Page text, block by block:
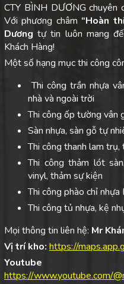
CTY BÌNH DƯƠNG chuyên
Với phương châm “Hoàn
Dươngtự tin luôn mang
Khách Hàng!
Một số hạng mục thi công
Thi công trần nhựa
nhà và ngoài trời
Thi công ốp tường vân
Sàn nhựa, sàn gỗ tự
Thi công thanh lam
Thi công thảm lót
vinyl, thảm sự kiện
Thi công phào chỉ nhựa
Thi công tủ nhựa, kệ
Mọi thông tin liên hệ: Mr
Vị trí kho: https://
https://www.youtube.com/